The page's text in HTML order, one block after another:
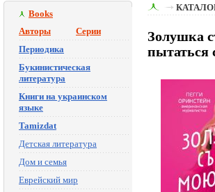
Books
Авторы
Серии
Периодика
Букинистическая
литература
Книги на украинском
языке
Tamizdat
Детская литература
Дом и семья
Еврейский мир
Золушка
пытаться